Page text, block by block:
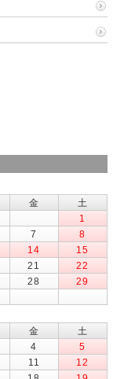
金
土
1
7
8
14
15
21
22
28
29
金
土
4
5
11
12